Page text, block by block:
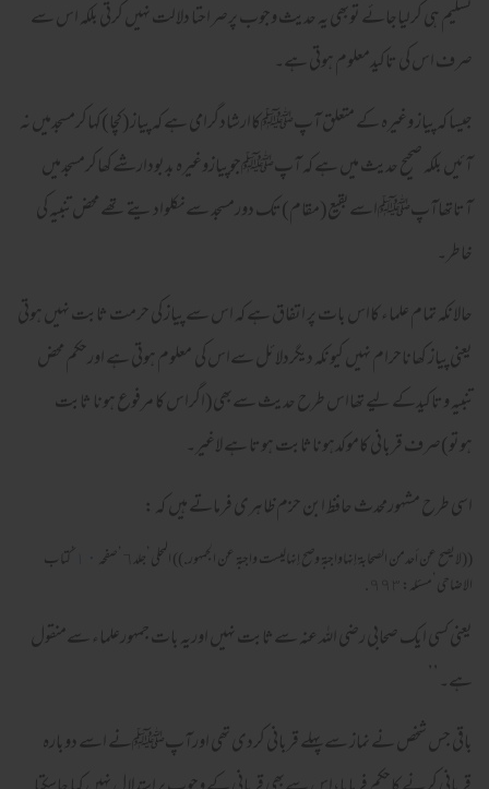
تسلیم ہی کرلیاجائے توبھی یہ حدیث وجوب پرصراحتا دلالت نہیں کرتی بلکہ اس سے
صرف اس کی تاکیدمعلوم ہوتی ہے۔
جیسا کہ پیاز وغیرہ کے متعلق آپﷺکاارشادگرامی ہے کہ پیاز(کچا)کہاکرمسجدمیں نہ
آئیں بلکہ صحیح حدیث میں ہے کہ آپﷺجوپیازوغیرہ بدبودارشےکھاکرمسجدمیں
آتاتھاآپﷺاسےبقیع(مقام)تک دورمسجد سےنکلوادیتے تھے محض تنبیہ کی
خاطر۔
حالانکہ تمام علماء کااس بات پر اتفاق ہے کہ اس سے پیاز کی حرمت ثابت نہیں ہوتی
یعنی پیاز کھاناحرام نہیں کیونکہ دیگردلائل سےاس کی معلوم ہوتی ہے اورحکم محض
تنبیہ وتاکیدکے لیے تھااس طرح حدیث سےبھی(اگراس کا مرفوع ہونا ثابت
ہوتو)صرف قربانی کاموکدہوناثابت ہوتا ہے لاغیر۔
اسی طرح مشہورمحدث حافظ ابن حزم ظاہری فرماتے ہیں کہ :
((لايصح عن أحدمن الصحابة إنهاواجبة وصح إنهاليست واجبة عن الجمهور.)) المحلى’جلد٦’صفحہ ١٠
’كتاب
الاضاحى’مسئله:٩٩٣.
یعنی کسی ایک صحابی رضی اللہ عنہ سےثابت نہیں اوریہ بات جمہورعلماء سےمنقول
ہے۔’’
باقی جس شخص نے نماز سےپہلے قربانی کردی تھی اورآپﷺنے اسے دوبارہ